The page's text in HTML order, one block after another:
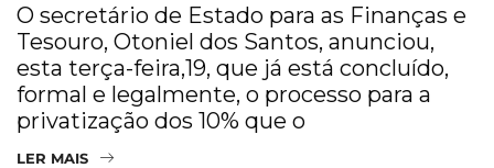
O secretário de Estado para as Finanças e
Tesouro, Otoniel dos Santos, anunciou,
esta terça-feira,19, que já está concluído,
formal e legalmente, o processo para a
privatização dos 10% que o
LER MAIS